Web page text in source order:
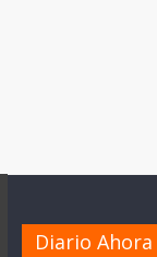
Diario Ahora